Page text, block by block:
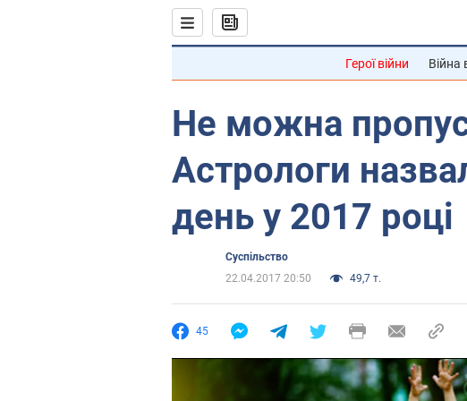
Герої війни Війна
Не можна
Астрологи
день у 2017 році
Суспільство
22.04.2017 20:50
49,7 т.
45